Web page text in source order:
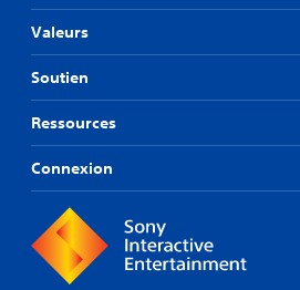
Valeurs
Soutien
Ressources
Connexion